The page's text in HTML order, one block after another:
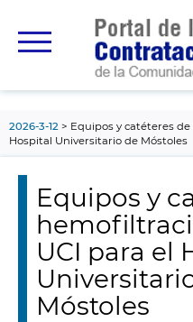
principal
2026-3-12
Equipos y catéteres
Hospital Universitario de Móstoles
Equipos y
UCI para el
Móstoles